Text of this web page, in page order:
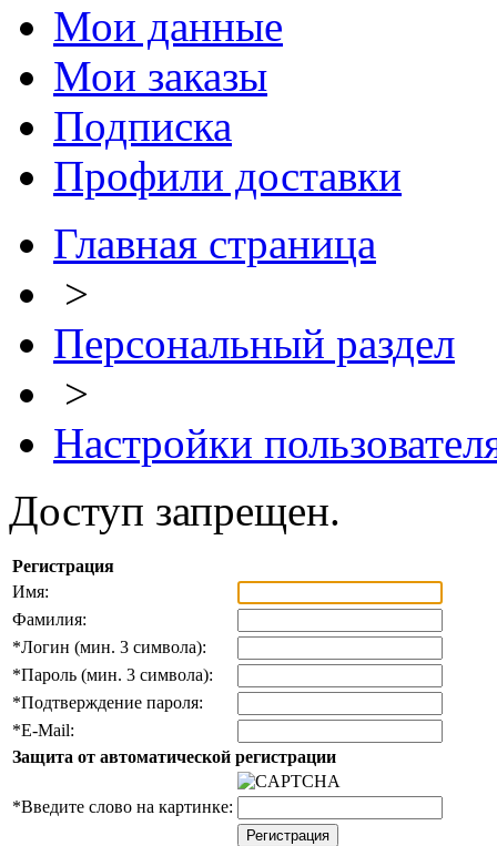
Мои данные
Мои заказы
Подписка
Профили доставки
Главная страница
>
Персональный раздел
>
Настройки
Доступ запрещен.
Регистрация
Имя:
Фамилия:
*Логин (мин. 3 символа):
*Пароль (мин. 3 символа):
*Подтверждение пароля:
*E-Mail:
Защита от автоматической регистрации
*Введите слово на картинке: